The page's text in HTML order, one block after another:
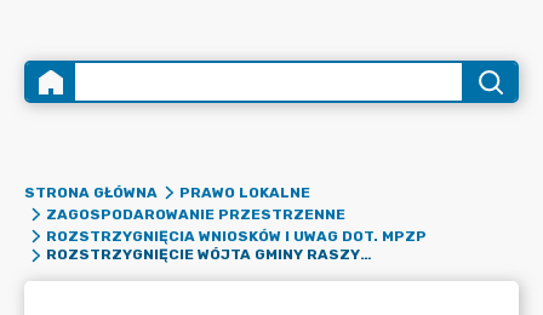
STRONA GŁÓWNA
PRAWO LOKALNE
ZAGOSPODAROWANIE PRZESTRZENNE
ROZSTRZYGNIĘCIA WNIOSKÓW I UWAG DOT. MPZP
ROZSTRZYGNIĘCIE WÓJTA GMINY RASZYN W SPRAWIE UWAG ZGŁOSZONYCH DO PROGNOZY ODDZIAŁYWANIA NA ŚRODOWISKO SPORZĄDZONEJ DO PROJEKTU MIEJSCOWEGO PLANU ZAGOSPODAROWANIA PRZESTRZENNEGO CZĘŚCI TERENÓW POŁOŻONYCH WE WSI DAWIDY BANKOWE W GMINIE RASZYN – REJON PROJEKTOWANEJ DROGI EKSPRESOWEJ S7